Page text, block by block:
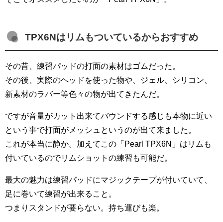
TPX6Nはリムもついているからおすすめ
その昔、練習パッドの打面の素材はゴムだった。
その後、実際のヘッドを使った物や、ジェル、シリコン、
新素材のラバー等色々の物が出てきたんだ。
ですが音量がカット出来てバウンドする感じも本物に近い
という事で打面がメッシュというのが出て来ました。
これが本当に静か。加えてこの「Pearl TPX6N」はリムも
付いているのでリムショットの練習も可能だ。
最大の魅力は練習パッドにマジックテープが付いていて、
足に巻いて練習が出来ること。
つまりスタンドが要らない。持ち運びも楽。